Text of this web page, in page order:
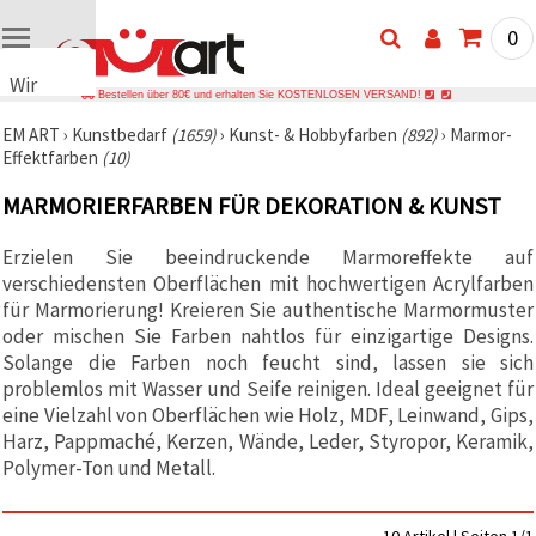
Wir
Cookies
🍪 Wir
Cookies
ähnliche
Technologien,
um das
ordnungsgemäße
Funktionieren
der Website
sicherzustellen,
Nutzungserlebnis
zu
verbessern
und, mit
Ihrer
den
0
Bestellen über 80€ und erhalten Sie KOSTENLOSEN VERSAND!
EM ART › Kunstbedarf (1659)› Kunst- & Hobbyfarben (892)› Marmor-
Effektfarben (10)
MARMORIERFARBEN FÜR DEKORATION & KUNST
Erzielen Sie beeindruckende Marmoreffekte auf
verschiedensten Oberflächen mit hochwertigen Acrylfarben
für Marmorierung! Kreieren Sie authentische Marmormuster
oder mischen Sie Farben nahtlos für einzigartige Designs.
Solange die Farben noch feucht sind, lassen sie sich
problemlos mit Wasser und Seife reinigen. Ideal geeignet für
eine Vielzahl von Oberflächen wie Holz, MDF, Leinwand, Gips,
Harz, Pappmaché, Kerzen, Wände, Leder, Styropor, Keramik,
Polymer-Ton und Metall.